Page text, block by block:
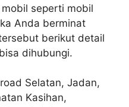
seperti mobil
Anda berminat
berikut detail
dihubungi.
Selatan, Jadan,
Kasihan,